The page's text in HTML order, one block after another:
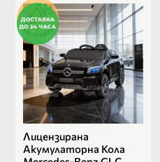
Лицензирана
Акумулаторна Кола